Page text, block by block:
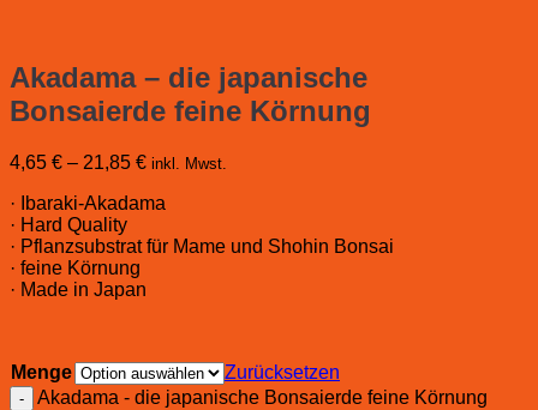
Akadama – die japanische
Bonsaierde feine Körnung
4,65 € – 21,85 € inkl. Mwst.
· Ibaraki-Akadama
· Hard Quality
· Pflanzsubstrat für Mame und Shohin Bonsai
· feine Körnung
· Made in Japan
Menge
Zurücksetzen
Akadama - die japanische Bonsaierde feine Körnung